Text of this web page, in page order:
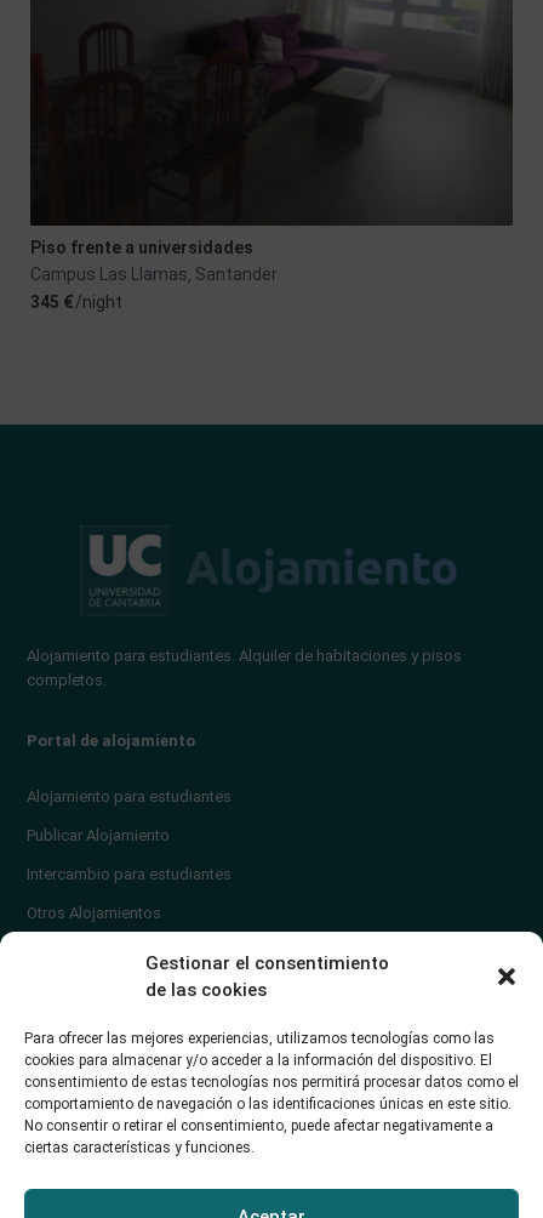
Gestionar el consentimiento
de las cookies
Para ofrecer las mejores experiencias, utilizamos tecnologías como las
cookies para almacenar y/o acceder a la información del dispositivo. El
consentimiento de estas tecnologías nos permitirá procesar datos como el
comportamiento de navegación o las identificaciones únicas en este sitio.
No consentir o retirar el consentimiento, puede afectar negativamente a
ciertas características y funciones.
Piso frente a universidades
Campus Las Llamas Santander
345 €/night
Alojamiento para estudiantes. Alquiler de habitaciones y pisos
completos.
Portal de alojamiento
Alojamiento para estudiantes
Publicar Alojamiento
Intercambio para estudiantes
Otros Alojamientos
¿Cómo publicar un anuncio?
Contacto